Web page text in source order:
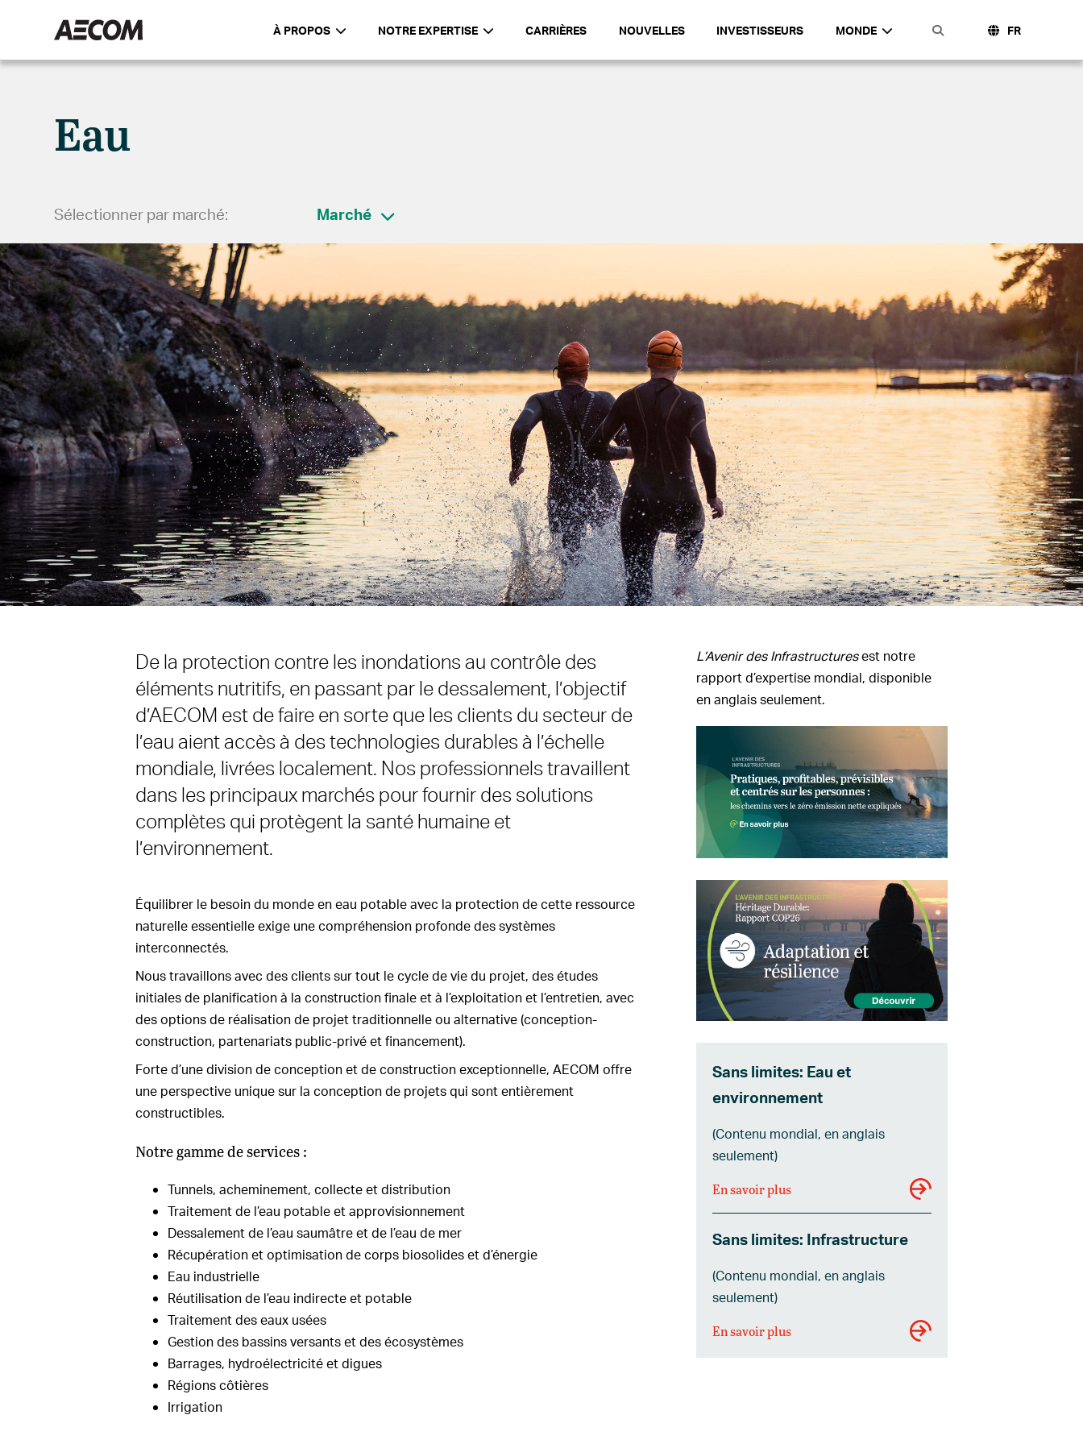
À PROPOS NOTRE EXPERTISE CARRIÈRES NOUVELLES INVESTISSEURS MONDE FR
Eau
Sélectionner par marché: Marché
De la protection contre les inondations au contrôle des
éléments nutritifs, en passant par le dessalement, l’objectif
d’AECOM est de faire en sorte que les clients du secteur de
l’eau aient accès à des technologies durables à l’échelle
mondiale, livrées localement. Nos professionnels travaillent
dans les principaux marchés pour fournir des solutions
complètes qui protègent la santé humaine et
l’environnement.
Équilibrer le besoin du monde en eau potable avec la protection de cette ressource
naturelle essentielle exige une compréhension profonde des systèmes
interconnectés.
Nous travaillons avec des clients sur tout le cycle de vie du projet, des études
initiales de planification à la construction finale et à l’exploitation et l’entretien, avec
des options de réalisation de projet traditionnelle ou alternative (conception-
construction, partenariats public-privé et financement).
Forte d’une division de conception et de construction exceptionnelle, AECOM offre
une perspective unique sur la conception de projets qui sont entièrement
constructibles.
Notre gamme de services :
Tunnels, acheminement, collecte et distribution
Traitement de l’eau potable et approvisionnement
Dessalement de l’eau saumâtre et de l’eau de mer
Récupération et optimisation de corps biosolides et d’énergie
Eau industrielle
Réutilisation de l’eau indirecte et potable
Traitement des eaux usées
Gestion des bassins versants et des écosystèmes
Barrages, hydroélectricité et digues
Régions côtières
Irrigation
L’Avenir des Infrastructuresest notre
rapport d’expertise mondial, disponible
en anglais seulement.
Sans limites: Eau et
environnement
(Contenu mondial, en anglais
seulement)
En savoir plus
Sans limites: Infrastructure
(Contenu mondial, en anglais
seulement)
En savoir plus